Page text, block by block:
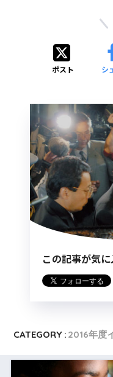
ポスト シ
この記事が気
CATEGORY : 2016年度